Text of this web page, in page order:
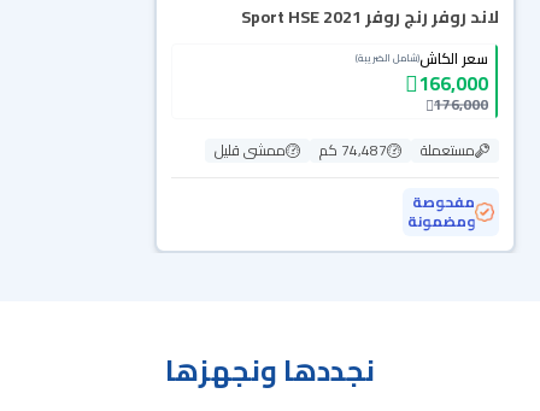
لاند روفر رنج روفر Sport HSE 2021
سعر الكاش(شامل الضريبة)
166,000
176,000
مستعملة
74,487 كم
ممشى قليل
مفحوصة
ومضمونة
نجددها ونجهزها